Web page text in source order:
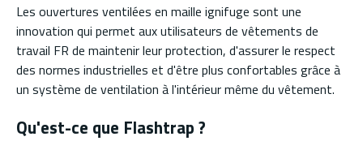
Les ouvertures ventilées en maille ignifuge sont une
innovation qui permet aux utilisateurs de vêtements de
travail FR de maintenir leur protection, d'assurer le respect
des normes industrielles et d'être plus confortables grâce à
un système de ventilation à l'intérieur même du vêtement.
Qu'est-ce que Flashtrap ?